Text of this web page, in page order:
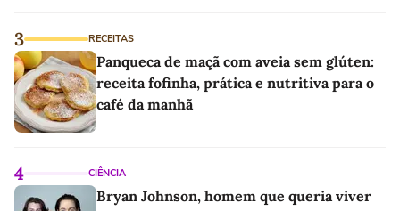
3 RECEITAS
Panqueca de maçã com aveia sem glúten:
receita fofinha, prática e nutritiva para o
café da manhã
4 CIÊNCIA
Bryan Johnson, homem que queria viver